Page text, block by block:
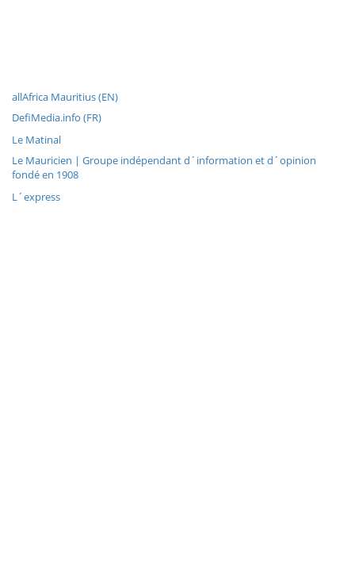
allAfrica Mauritius (EN)
DefiMedia.info (FR)
Le Matinal
Le Mauricien | Groupe indépendant d´information et d´opinion
fondé en 1908
L´express